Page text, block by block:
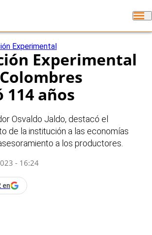
Experimental
Experimental
años
Osvaldo Jaldo, destacó el
de la institución a las economías
a los productores.
- 16:24
en